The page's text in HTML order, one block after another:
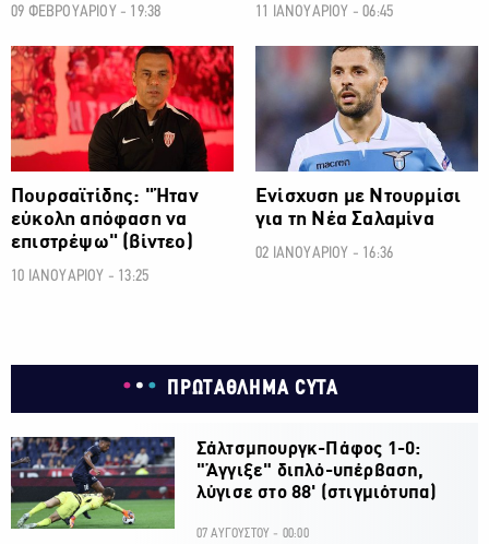
09 ΦΕΒΡΟΥΑΡΙΟΥ - 19:38 11 ΙΑΝΟΥΑΡΙΟΥ - 06:45
ΠΡΩΤΑΘΛΗΜΑ CYTA
Πουρσαϊτίδης: "Ήταν
εύκολη απόφαση να
επιστρέψω" (βίντεο)
10 ΙΑΝΟΥΑΡΙΟΥ - 13:25
ΠΡΩΤΑΘΛΗΜΑ CYTA
Ενίσχυση με Ντουρμίσι
για τη Νέα Σαλαμίνα
02 ΙΑΝΟΥΑΡΙΟΥ - 16:36
ΠΡΩΤΑΘΛΗΜΑ CYTA
Σάλτσμπουργκ-Πάφος 1-0:
"Άγγιξε" διπλό-υπέρβαση,
λύγισε στο 88' (στιγμιότυπα)
07 ΑΥΓΟΥΣΤΟΥ - 00:00